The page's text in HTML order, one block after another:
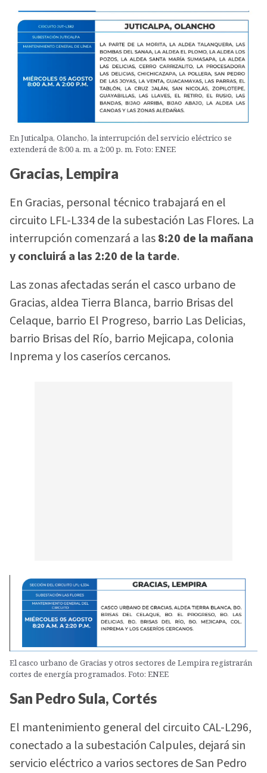
En Juticalpa, Olancho, la interrupción del servicio eléctrico se
extenderá de 8:00 a. m. a 2:00 p. m. Foto: ENEE
Gracias, Lempira
En Gracias, personal técnico trabajará en el
circuito LFL-L334 de la subestación Las Flores. La
interrupción comenzará a las8:20 de la mañana
y concluirá a las 2:20 de la tarde.
Las zonas afectadas serán el casco urbano de
Gracias, aldea Tierra Blanca, barrio Brisas del
Celaque, barrio El Progreso, barrio Las Delicias,
barrio Brisas del Río, barrio Mejicapa, colonia
Inprema y los caseríos cercanos.
El casco urbano de Gracias y otros sectores de Lempira registrarán
cortes de energía programados. Foto: ENEE
San Pedro Sula, Cortés
El mantenimiento general del circuito CAL-L296,
conectado a la subestación Calpules, dejará sin
servicio eléctrico a varios sectores de San Pedro